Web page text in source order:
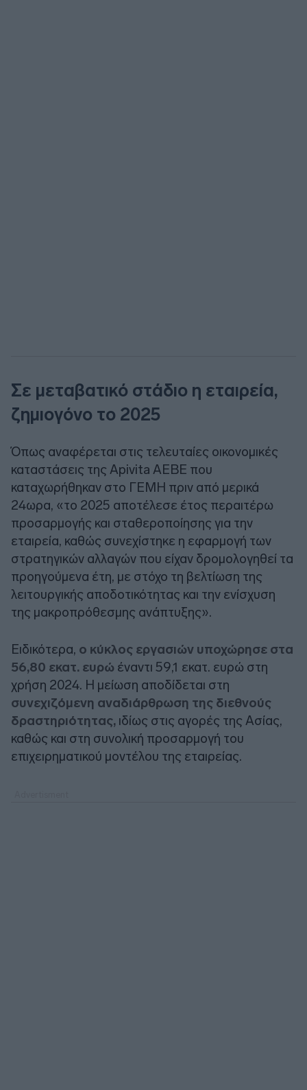
Σε μεταβατικό στάδιο η εταιρεία,
ζημιογόνο το 2025
Όπως αναφέρεται στις τελευταίες οικονομικές
καταστάσεις της Apivita ΑΕΒΕ που
καταχωρήθηκαν στο ΓΕΜΗ πριν από μερικά
24ωρα, «το 2025 αποτέλεσε έτος περαιτέρω
προσαρμογής και σταθεροποίησης για την
εταιρεία, καθώς συνεχίστηκε η εφαρμογή των
στρατηγικών αλλαγών που είχαν δρομολογηθεί τα
προηγούμενα έτη, με στόχο τη βελτίωση της
λειτουργικής αποδοτικότητας και την ενίσχυση
της μακροπρόθεσμης ανάπτυξης».
Ειδικότερα, ο κύκλος εργασιών υποχώρησε στα
56,80 εκατ. ευρώ έναντι 59,1 εκατ. ευρώ στη
χρήση 2024. Η μείωση αποδίδεται στη
συνεχιζόμενη αναδιάρθρωση της διεθνούς
δραστηριότητας, ιδίως στις αγορές της Ασίας,
καθώς και στη συνολική προσαρμογή του
επιχειρηματικού μοντέλου της εταιρείας.